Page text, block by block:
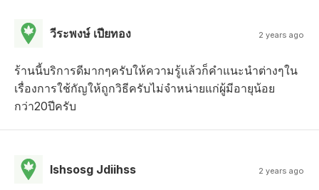
วีระพงษ์ เปียทอง 2 years ago
ร้านนี้บริการดีมากๆครับให้ความรู้แล้วก็คำแนะนำต่างๆใน
เรื่องการใช้กัญให้ถูกวิธีครับไม่จำหน่ายแก่ผู้มีอายุน้อย
กว่า20ปีครับ
Ishsosg Jdiihss 2 years ago